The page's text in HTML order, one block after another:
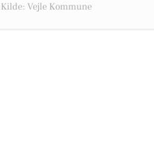
Kilde: Vejle Kommune